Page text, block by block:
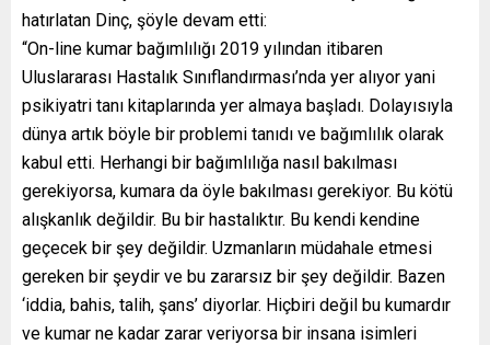
hatırlatan Dinç, şöyle devam etti:
“On-line kumar bağımlılığı 2019 yılından itibaren
Uluslararası Hastalık Sınıflandırması’nda yer alıyor yani
psikiyatri tanı kitaplarında yer almaya başladı. Dolayısıyla
dünya artık böyle bir problemi tanıdı ve bağımlılık olarak
kabul etti. Herhangi bir bağımlılığa nasıl bakılması
gerekiyorsa, kumara da öyle bakılması gerekiyor. Bu kötü
alışkanlık değildir. Bu bir hastalıktır. Bu kendi kendine
geçecek bir şey değildir. Uzmanların müdahale etmesi
gereken bir şeydir ve bu zararsız bir şey değildir. Bazen
‘iddia, bahis, talih, şans’ diyorlar. Hiçbiri değil bu kumardır
ve kumar ne kadar zarar veriyorsa bir insana isimleri